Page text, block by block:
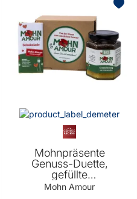
Mohnpräsente
Genuss-Duette,
gefüllte
Mohnschokolade &
Mohn Amour